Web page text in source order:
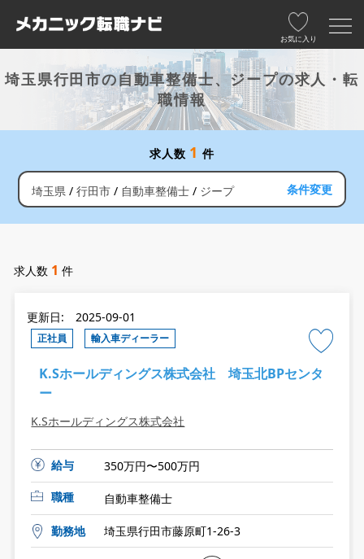
お気に入り
埼玉県行田市の自動車整備士、ジープの求人・転
職情報
求人数 1 件
埼玉県 行田市 自動車整備士 ジープ 条件変更
求人数 1 件
更新日: 2025-09-01
正社員 輸入車ディーラー
K.Sホールディングス株式会社 埼玉北BPセンタ
ー
K.Sホールディングス株式会社
給与
350万円〜500万円
職種
自動車整備士
勤務地 埼玉県行田市藤原町1-26-3